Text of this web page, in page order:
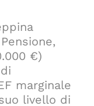
€)
marginale
livello di